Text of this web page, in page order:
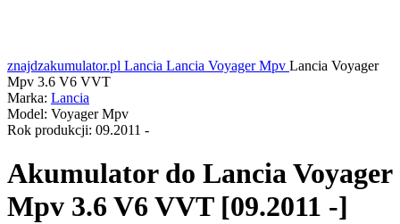
znajdzakumulator.pl Lancia Lancia Voyager Mpv Lancia Voyager
Mpv 3.6 V6 VVT
Marka: Lancia
Model: Voyager Mpv
Rok produkcji: 09.2011 -
Akumulator do Lancia Voyager
Mpv 3.6 V6 VVT [09.2011 -]